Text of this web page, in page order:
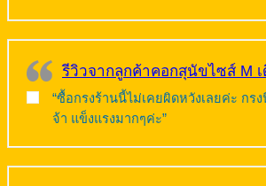
รีวิวจากลูกค้าคอกสุนัขไซส์ M เ
“ซื้อกรงร้านนี้ไม่เคยผิดหวังเลยค่ะ กร
จ้า แข็งแรงมากๆค่ะ”